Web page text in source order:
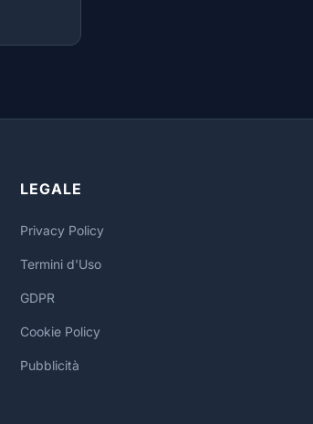
LEGALE
Privacy Policy
Termini d'Uso
GDPR
Cookie Policy
Pubblicità